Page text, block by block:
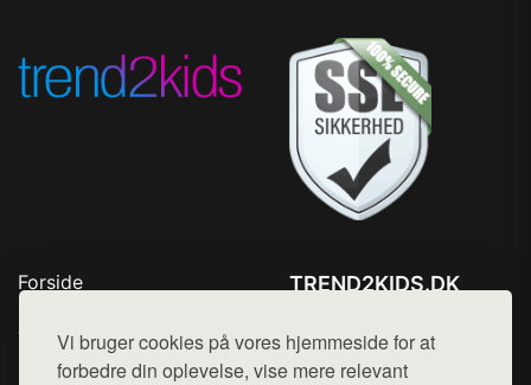
Vi bruger cookies på vores hjemmeside for at
forbedre din oplevelse, vise mere relevant
Forside
Top Rabatter
Blog
TREND2KIDS.DK
Mail: hej@want.dk